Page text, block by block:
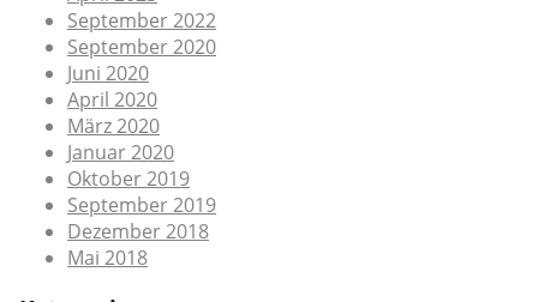
September 2022
September 2020
Juni 2020
April 2020
März 2020
Januar 2020
Oktober 2019
September 2019
Dezember 2018
Mai 2018